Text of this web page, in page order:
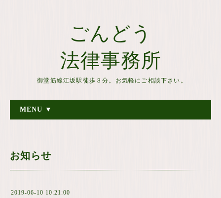
ごんどう
法律事務所
御堂筋線江坂駅徒歩３分。お気軽にご相談下さい。
MENU ▼
お知らせ
2019-06-10 10:21:00